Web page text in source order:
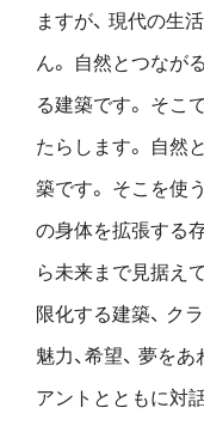
ますが、 現代の生
ん。
自然とつなが
る建築です。 そこ
たらします。
自然
築です。 そこを使
の身体を拡張する
ら未来まで見据えて
限化する建築、 ク
魅力、希望、 夢をあ
アントとともに対